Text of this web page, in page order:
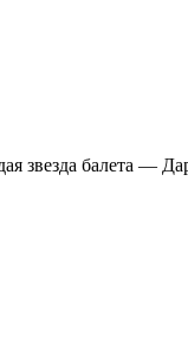
звезда балета —